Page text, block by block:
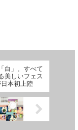
白」。すべて
美しいフェス
日本初上陸